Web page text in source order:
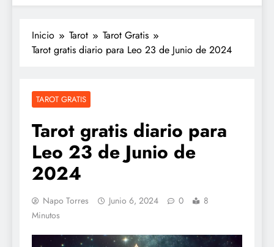
Inicio Tarot
Tarot Gratis
Tarot gratis diario para Leo 23 de Junio de 2024
TAROT GRATIS
Tarot gratis diario para
Leo 23 de Junio de
2024
Napo Torres Junio 6, 2024 0
8
Minutos